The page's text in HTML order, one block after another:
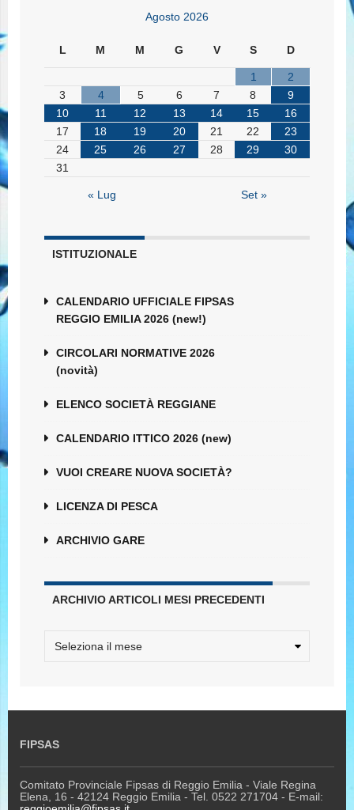
Agosto 2026
L M M G V S D
1
2
3
4 5 6 7 8
9
10
11 12 13 14 15
16
17
18 19 20 21 22
23
24
25 26 27 28 29
30
31
« Lug Set »
ISTITUZIONALE
CALENDARIO UFFICIALE FIPSAS
REGGIO EMILIA 2026 (new!)
CIRCOLARI NORMATIVE 2026
(novità)
ELENCO SOCIETÀ REGGIANE
CALENDARIO ITTICO 2026 (new)
VUOI CREARE NUOVA SOCIETÀ?
LICENZA DI PESCA
ARCHIVIO GARE
ARCHIVIO ARTICOLI MESI PRECEDENTI
FIPSAS
Comitato Provinciale Fipsas di Reggio Emilia - Viale Regina
Elena, 16 - 42124 Reggio Emilia - Tel. 0522 271704 - E-mail: